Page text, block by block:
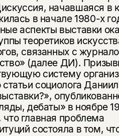
начавшаяся в
в начале 1980-х
аспекты выставки
теоретиков
связанных с
(далее ДИ).
систему
социолога
дебаты» в ноябре
главная проблема
состояла в том,